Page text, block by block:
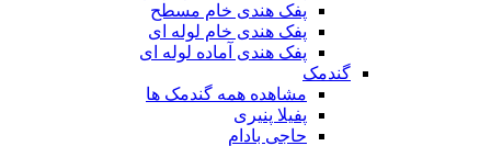
پفک هندی خام مسطح
پفک هندی خام لوله ای
پفک هندی آماده لوله ای
گندمک
مشاهده همه گندمک ها
پفیلا پنیری
حاجی بادام